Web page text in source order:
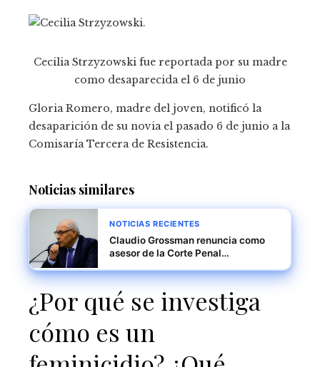
Cecilia Strzyzowski fue reportada por su madre
como desaparecida el 6 de junio
Gloria Romero, madre del joven, notificó la
desaparición de su novia el pasado 6 de junio a la
Comisaría Tercera de Resistencia.
Noticias similares
NOTICIAS RECIENTES
Claudio Grossman renuncia como
asesor de la Corte Penal
investigación sobre Venezuela
¿Por qué se investiga
cómo es un